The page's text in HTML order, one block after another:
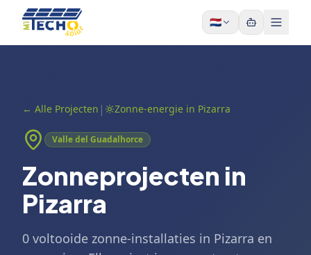
Skip to content
🇳🇱
← Alle Projecten | Zonne-energie in Pizarra
Valle del Guadalhorce
Zonneprojecten in
Pizarra
0 voltooide zonne-installaties in Pizarra en